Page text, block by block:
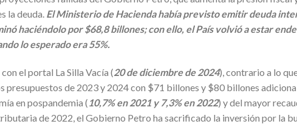
la deuda. El Ministerio de Hacienda había previsto emitir deuda
haciéndolo por $68,8 billones; con ello, el País volvió a estar
lo esperado era 55%.
el portal La Silla Vacía (20 de diciembre de 2024), contrario a lo
presupuestos de 2023 y 2024 con $71 billones y $80 billones
en pospandemia ( 10,7% en 2021 y 7,3% en 2022) y del mayor
de 2022, el Gobierno Petro ha sacrificado la inversión por la